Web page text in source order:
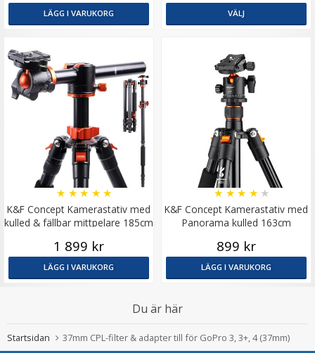
LÄGG I VARUKORG VÄLJ
K&F Concept Kamerastativ med
kulled & fällbar mittpelare 185cm
★ ★★ ★ ★
1 899 kr
LÄGG I VARUKORG
K&F Concept Kamerastativ med
Panorama kulled 163cm
★★★ ★ ★
899 kr
LÄGG I VARUKORG
Du är här
Startsidan 37mm CPL-filter & adapter till för GoPro 3, 3+, 4 (37mm)